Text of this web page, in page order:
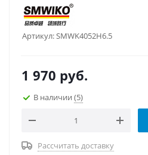
Артикул:SMWK4052H6.5
1 970 руб.
В наличии (5)
Рассчитать доставку